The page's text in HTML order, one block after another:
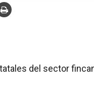
del sector